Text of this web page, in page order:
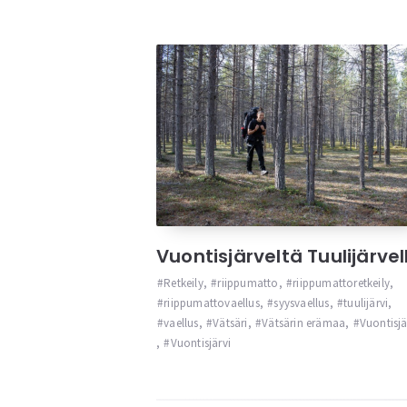
Vuontisjärveltä
Retkeily, riippumatto, riippumattoretkeily,
riippumattovaellus, syysvaellus, tuulijärvi,
vaellus, Vätsäri, Vätsärin erämaa,
,
Vuontisjärvi